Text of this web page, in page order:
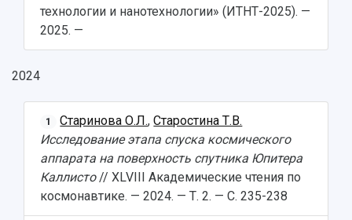
технологии и нанотехнологии» (ИТНТ-2025). —
2025. —
2024
1 Старинова О.Л.,Старостина Т.В.
Исследование этапа спуска космического
аппарата на поверхность спутника Юпитера
Каллисто// XLVIII Академические чтения по
космонавтике. — 2024. — Т. 2. — С. 235-238